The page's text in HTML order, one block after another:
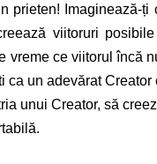
prieten! Imaginează-
viitoruri
vreme ce viitorul încă
ca un adevărat
unui Creator, să